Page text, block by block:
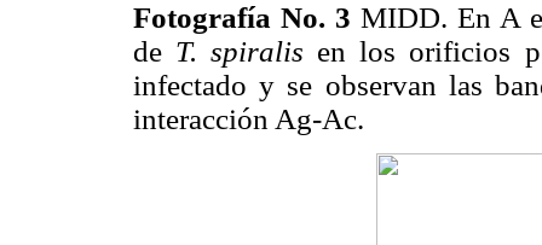
Fotografía No. 3 MIDD. En A
de T. spiralis en los orificios
infectado y se observan las
interacción Ag-Ac.